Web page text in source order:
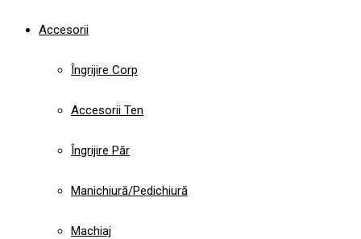
Accesorii
Îngrijire Corp
Accesorii Ten
Îngrijire Păr
Manichiură/Pedichiură
Machiaj